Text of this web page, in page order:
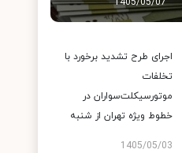
اجرای طرح تشدید برخورد با
تخلفات
موتورسیکلت‌سواران در
خطوط ویژه تهران از شنبه
1405/05/03